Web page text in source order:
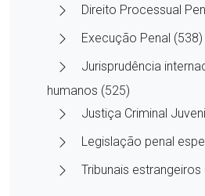
Direito Processual
Execução Penal (538)
Jurisprudência
humanos (525)
Justiça Criminal
Legislação penal
Tribunais estrangeiros